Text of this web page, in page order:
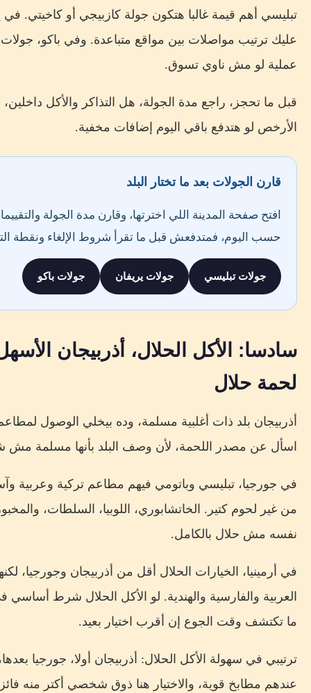
تبليسي أهم قيمة غالبا هتكون جولة كازبيجي أو كاخيتي.
عليك ترتيب مواصلات بين مواقع متباعدة. وفي باكو، جولات
عملية لو مش ناوي تسوق.
قبل ما تحجز، راجع مدة الجولة، هل التذاكر والأكل
الأرخص لو هتدفع باقي اليوم إضافات مخفية.
قارن الجولات بعد ما تختار البلد
افتح صفحة المدينة اللي اخترتها، وقارن مدة الجولة
حسب اليوم، فمتدفعش قبل ما تقرأ شروط الإلغاء ونقطة
جولات تبليسي جولات يريفان جولات باكو
سادسا: الأكل الحلال، أذربيجان
لحمة حلال
أذربيجان بلد ذات أغلبية مسلمة، وده بيخلي الوصول
اسأل عن مصدر اللحمة، لأن وصف البلد بأنها مسلمة
في جورجيا، تبليسي وباتومي فيهم مطاعم تركية وعربية
من غير لحوم كتير. الخاتشابوري، اللوبيا، السلطات،
نفسه مش حلال بالكامل.
في أرمينيا، الخيارات الحلال أقل من أذربيجان وجورجيا،
العربية والفارسية والهندية. لو الأكل الحلال شرط
ما تكتشف وقت الجوع إن أقرب اختيار بعيد.
ترتيبي في سهولة الأكل الحلال: أذربيجان أولا، جورجيا
عندهم مطابخ قوية، والاختيار هنا ذوق شخصي أكتر منه